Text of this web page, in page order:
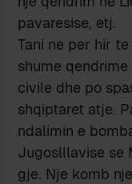
pavaresise, etj.
Tani ne per hir
shume
civile dhe po
shqiptaret atje.
ndalimin e
Jugoslllavise se
gje. Nje komb